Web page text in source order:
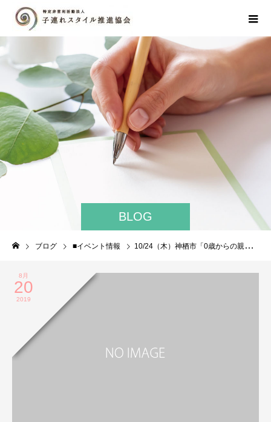
BLOG
ブログ ■イベント情報 10/24（木）神栖市「0歳からの親子リトミック＆コーチング」
8月
20
2019